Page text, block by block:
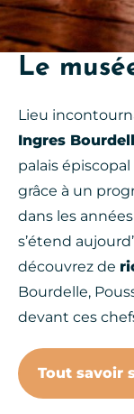
Le
Lieu
Ingres
palais
grâce à un
dans les
s’étend
découvrez de
Bourdelle,
devant ces
Tout savoir